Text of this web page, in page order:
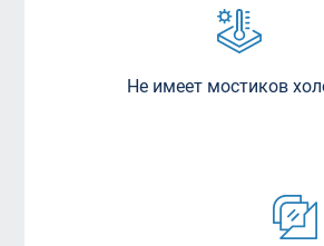
Не имеет мостиков